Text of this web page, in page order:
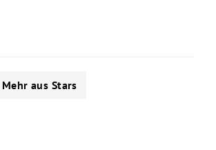
Mehr aus Stars